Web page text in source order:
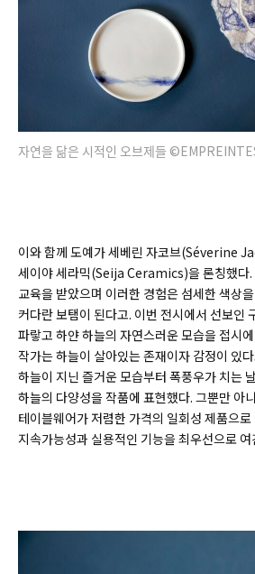
자연을 닮은 시적인 오브제들
이와 함께 도예가 세베린 자코브(Séverine
세이야 세라믹(Seija Ceramics)을 론칭했다
교육을 받았으며 이러한 경험은 섬세한 색상
커다란 보탬이 된다고. 이번 전시에서 선보인
파랗고 하얀 하늘의 자연스러운 모습을 접시
작가는 하늘이 살아있는 존재이자 감정이 있
하늘이 지닌 즐거운 모습부터 폭풍우가 치는
하늘의 다양성을 작품에 표현했다. 그뿐만 아
테이블웨어가 저렴한 가격의 일회성 제품으
지속가능성과 실용적인 기능을 최우선으로 여